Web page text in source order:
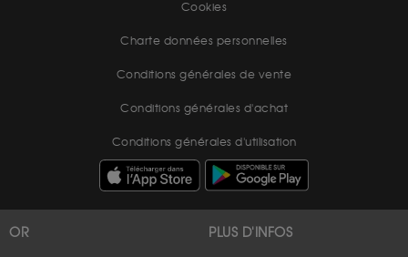
Cookies
Charte données personnelles
Conditions générales de vente
Conditions générales d'achat
Conditions générales d'utilisation
OR PLUS D'INFOS